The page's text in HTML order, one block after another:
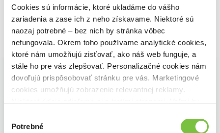
Cookies sú informácie, ktoré ukladáme do vášho
zariadenia a zase ich z neho získavame. Niektoré sú
naozaj potrebné – bez nich by stránka vôbec
nefungovala. Okrem toho používame analytické cookies,
ktoré nám umožňujú zisťovať, ako náš web funguje, a
stále ho pre vás zlepšovať. Personalizačné cookies nám
dovoľujú prispôsobovať stránku pre vás. Marketingové
cookies umožňujú zobrazenie relevantnej reklamy.
cookies.
súhlasu
Potrebné
Vybrané pre teba